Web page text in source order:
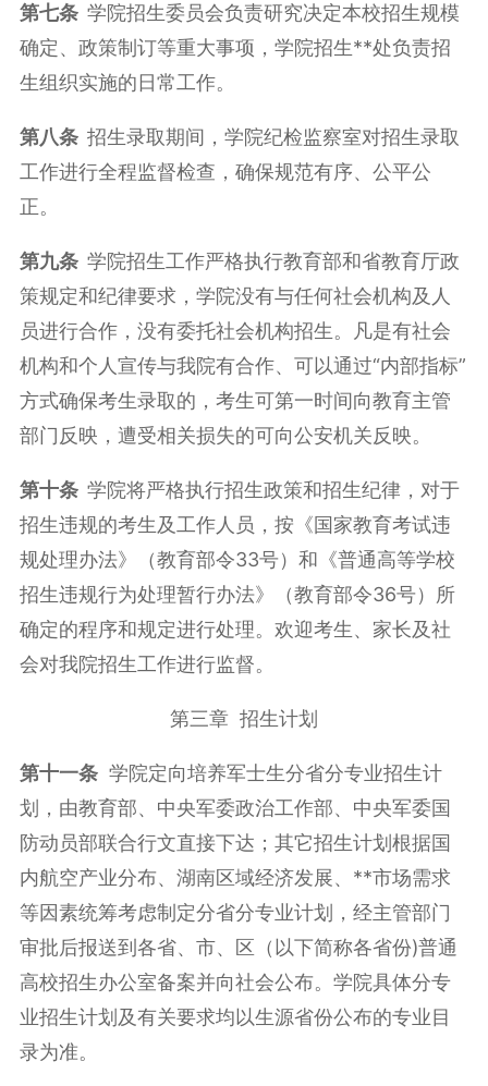
第七条 学院招生委员会负责研究决定本校招生规模
确定、政策制订等重大事项，学院招生**处负责招
生组织实施的日常工作。
第八条 招生录取期间，学院纪检监察室对招生录取
工作进行全程监督检查，确保规范有序、公平公
正。
第九条 学院招生工作严格执行教育部和省教育厅政
策规定和纪律要求，学院没有与任何社会机构及人
员进行合作，没有委托社会机构招生。凡是有社会
机构和个人宣传与我院有合作、可以通过“内部指标”
方式确保考生录取的，考生可第一时间向教育主管
部门反映，遭受相关损失的可向公安机关反映。
第十条 学院将严格执行招生政策和招生纪律，对于
招生违规的考生及工作人员，按《国家教育考试违
规处理办法》（教育部令33号）和《普通高等学校
招生违规行为处理暂行办法》（教育部令36号）所
确定的程序和规定进行处理。欢迎考生、家长及社
会对我院招生工作进行监督。
第三章 招生计划
第十一条学院定向培养军士生分省分专业招生计
划，由教育部、中央军委政治工作部、中央军委国
防动员部联合行文直接下达；其它招生计划根据国
内航空产业分布、湖南区域经济发展、**市场需求
等因素统筹考虑制定分省分专业计划，经主管部门
审批后报送到各省、市、区（以下简称各省份)普通
高校招生办公室备案并向社会公布。学院具体分专
业招生计划及有关要求均以生源省份公布的专业目
录为准。